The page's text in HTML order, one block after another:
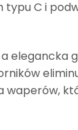
C i
waperów,